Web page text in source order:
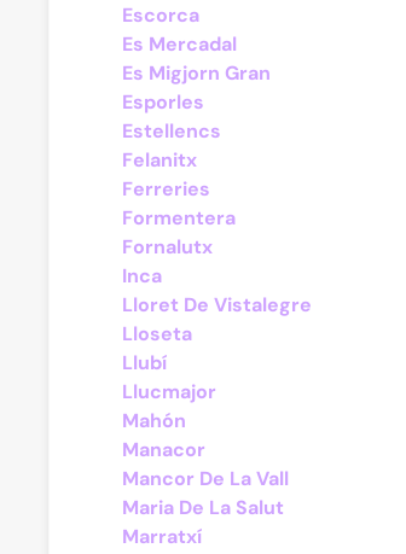
Escorca
Es Mercadal
Es Migjorn Gran
Esporles
Estellencs
Felanitx
Ferreries
Formentera
Fornalutx
Inca
Lloret De Vistalegre
Lloseta
Llubí
Llucmajor
Mahón
Manacor
Mancor De La Vall
Maria De La Salut
Marratxí